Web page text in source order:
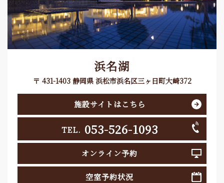
浜名湖
〒 431-1403 静岡県 浜松市浜名区三ヶ日町大崎372
施設サイトはこちら
TEL. 053-526-1093
オンライン予約
空室予約状況